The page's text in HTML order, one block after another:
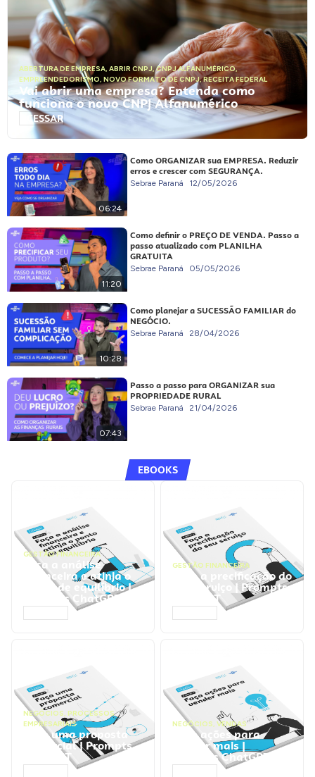
ABERTURA DE EMPRESA, ABRIR CNPJ,CNPJ ALFANUMÉRICO,
EMPREENDEDORISMO, NOVO FORMATO DE CNPJ,RECEITA FEDERAL
Vai abrir uma empresa? Entenda como
funciona o novo CNPJ Alfanumérico
ACESSAR
06:24
Como ORGANIZAR sua EMPRESA. Reduzir
erros e crescer com SEGURANÇA.
Sebrae Paraná 12/05/2026
11:20
Como definir o PREÇO DE VENDA. Passo a
passo atualizado com PLANILHA
GRATUITA
Sebrae Paraná 05/05/2026
10:28
Como planejar a SUCESSÃO FAMILIAR do
NEGÓCIO.
Sebrae Paraná 28/04/2026
07:43
Passo a passo para ORGANIZAR sua
PROPRIEDADE RURAL
Sebrae Paraná 21/04/2026
EBOOKS
GESTÃO FINANCEIRA
Faça a análise
financeira e atinja o
ponto de equilíbrio |
Prompts ChatGPT
GESTÃO FINANCEIRA
Faça a precificação do
seu serviço | Prompts
ChatGPT
NEGÓCIOS, PROCESSOS
EMPRESARIAIS
Faça uma proposta
comercial | Prompts
ChatGPT
NEGÓCIOS, VENDAS
Faça ações para
vender mais |
Prompts ChatGPT